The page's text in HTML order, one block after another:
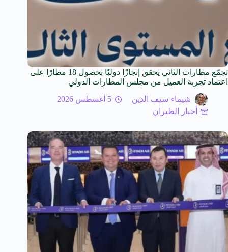
تجمّع مطارات الثاني يحقق إنجازًا دوليًا بحصول 18 مطارًا على
اعتماد تجربة العميل من مجلس المطارات الدولي
شيماء سيف الدين
5 أغسطس 2026
أخبار الطيران